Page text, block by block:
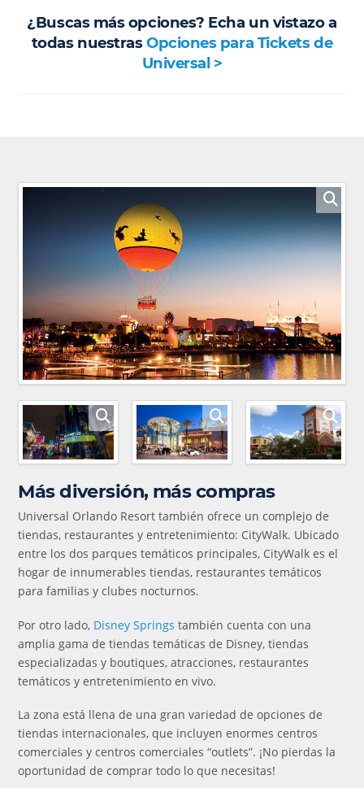
¿Buscas más opciones? Echa un vistazo a
todas nuestrasOpciones para Tickets de
Universal >
Más diversión, más compras
Universal Orlando Resort también ofrece un complejo de
tiendas, restaurantes y entretenimiento: CityWalk. Ubicado
entre los dos parques temáticos principales, CityWalk es el
hogar de innumerables tiendas, restaurantes temáticos
para familias y clubes nocturnos.
Por otro lado, Disney Springs también cuenta con una
amplia gama de tiendas temáticas de Disney, tiendas
especializadas y boutiques, atracciones, restaurantes
temáticos y entretenimiento en vivo.
La zona está llena de una gran variedad de opciones de
tiendas internacionales, que incluyen enormes centros
comerciales y centros comerciales “outlets”. ¡No pierdas la
oportunidad de comprar todo lo que necesitas!